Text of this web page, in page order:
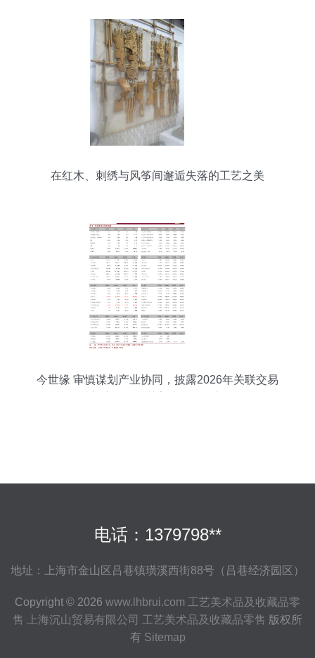
在红木、刺绣与风筝间邂逅失落的工艺之美
今世缘 审慎谋划产业协同，披露2026年关联交易
电话：1379798**
地址：上海市金山区吕巷镇璜溪西街88号（吕巷经济园区）
Copyright © 2026 www.lhbrui.com 工艺美术品及收藏品零
售
上海沉山贸易有限公司 工艺美术品及收藏品零售 版权所
有 Sitemap